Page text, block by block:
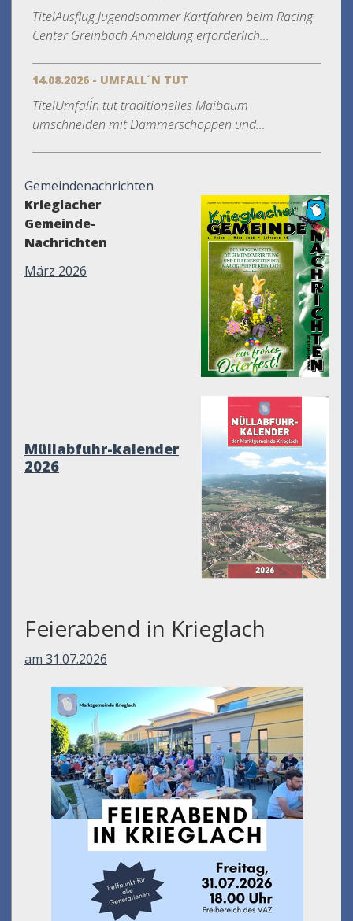
TitelAusflug Jugendsommer Kartfahren beim Racing
Center Greinbach Anmeldung erforderlich...
14.08.2026 - UMFALL´N TUT
TitelUmfall´n tut traditionelles Maibaum
umschneiden mit Dämmerschoppen und...
Gemeindenachrichten
Krieglacher
Gemeinde-
Nachrichten
März 2026
Müllabfuhr-kalender
2026
Feierabend in Krieglach
am 31.07.2026